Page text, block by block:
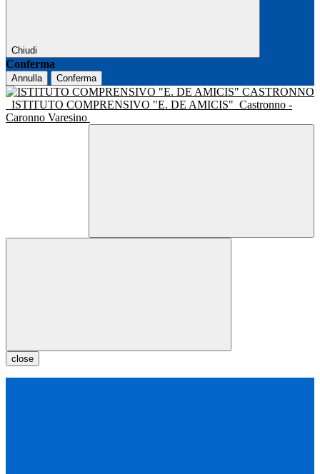
Chiudi
Conferma
Annulla Conferma
ISTITUTO COMPRENSIVO "E. DE AMICIS" Castronno -
Caronno Varesino
close